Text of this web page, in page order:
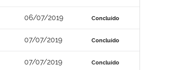
06/07/2019 Concluído
07/07/2019 Concluído
07/07/2019 Concluído